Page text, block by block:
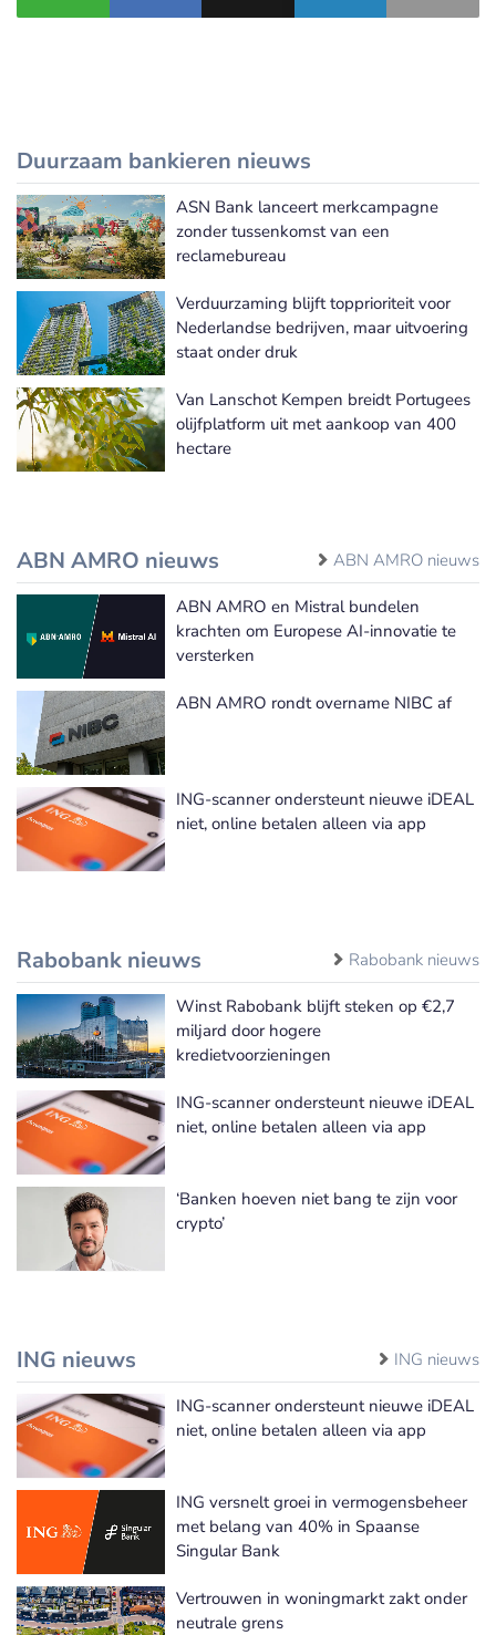
Duurzaam bankieren nieuws
Meer Duurzaam bankieren nieuws
ASN Bank lanceert merkcampagne
zonder tussenkomst van een
reclamebureau
Verduurzaming blijft topprioriteit voor
Nederlandse bedrijven, maar uitvoering
staat onder druk
Van Lanschot Kempen breidt Portugees
olijfplatform uit met aankoop van 400
hectare
ABN AMRO nieuws ABN AMRO nieuws
ABN AMRO en Mistral bundelen
krachten om Europese AI-innovatie te
versterken
ABN AMRO rondt overname NIBC af
ING-scanner ondersteunt nieuwe iDEAL
niet, online betalen alleen via app
Rabobank nieuws Rabobank nieuws
Winst Rabobank blijft steken op €2,7
miljard door hogere
kredietvoorzieningen
ING-scanner ondersteunt nieuwe iDEAL
niet, online betalen alleen via app
‘Banken hoeven niet bang te zijn voor
crypto’
ING nieuws ING nieuws
ING-scanner ondersteunt nieuwe iDEAL
niet, online betalen alleen via app
ING versnelt groei in vermogensbeheer
met belang van 40% in Spaanse
Singular Bank
Vertrouwen in woningmarkt zakt onder
neutrale grens